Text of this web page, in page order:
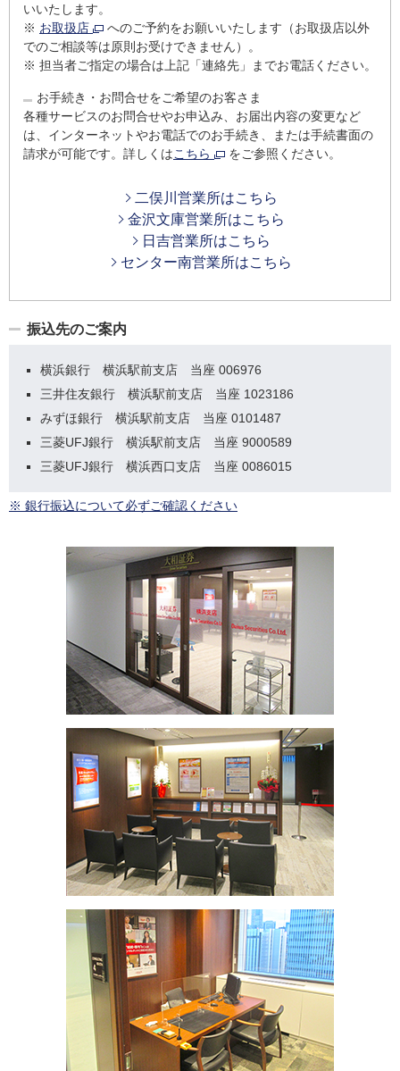
いいたします。
※ お取扱店
へのご予約をお願いいたします（お取扱店以外
でのご相談等は原則お受けできません）。
※ 担当者ご指定の場合は上記「連絡先」までお電話ください。
お手続き・お問合せをご希望のお客さま
各種サービスのお問合せやお申込み、お届出内容の変更など
は、インターネットやお電話でのお手続き、または手続書面の
請求が可能です。詳しくはこちら をご参照ください。
二俣川営業所はこちら
金沢文庫営業所はこちら
日吉営業所はこちら
センター南営業所はこちら
振込先のご案内
横浜銀行 横浜駅前支店 当座 006976
三井住友銀行 横浜駅前支店 当座 1023186
みずほ銀行 横浜駅前支店 当座 0101487
三菱UFJ銀行 横浜駅前支店 当座 9000589
三菱UFJ銀行 横浜西口支店 当座 0086015
※ 銀行振込について必ずご確認ください